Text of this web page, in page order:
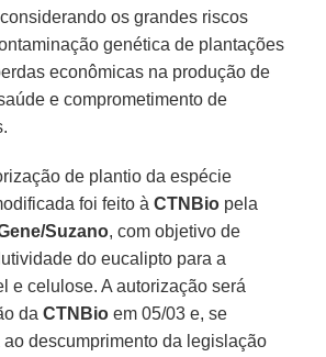
os grandes riscos
genética de plantações
econômicas na produção de
e comprometimento de
de plantio da espécie
foi feito àCTNBio pela
Suzano, com objetivo de
do eucalipto para a
e celulose. A autorização será
daCTNBio em 05/03 e, se
descumprimento da legislação